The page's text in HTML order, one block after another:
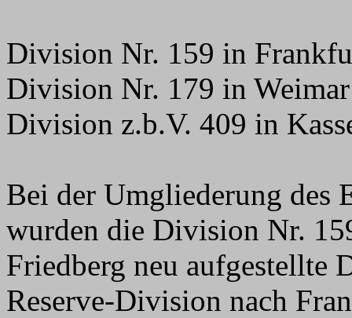
Division Nr. 159 in
Division Nr. 179 in
Division z.b.V. 409 in
Bei der Umgliederung des
wurden die Division Nr.
Friedberg neu aufgestellte
Reserve-Division nach